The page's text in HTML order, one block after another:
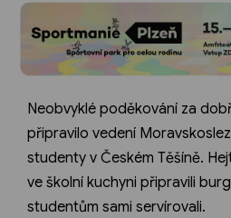
Neobvyklé poděkování za
připravilo vedení
studenty v Českém Těšíně.
ve školní kuchyni připravili
studentům sami servírovali.